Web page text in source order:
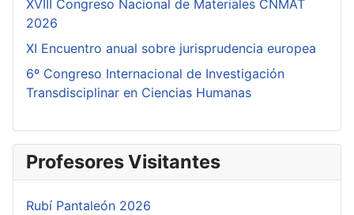
XVIII Congreso Nacional de Materiales CNMAT
2026
XI Encuentro anual sobre jurisprudencia europea
6º Congreso Internacional de Investigación
Transdisciplinar en Ciencias Humanas
Profesores Visitantes
Rubí Pantaleón 2026